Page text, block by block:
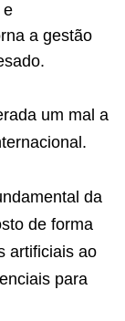
e
a gestão
um mal a
da
de forma
artificiais ao
para